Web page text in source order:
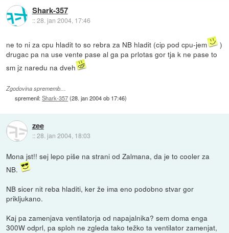
Shark-357
::28. jan 2004, 17:46
ne to ni za cpu hladit to so rebra za NB hladit (cip pod cpu-jem
)
drugac pa na use vente pase al ga pa prlotas gor tja k ne pase to
sm jz naredu na dveh
Zgodovina sprememb…
spremenil:Shark-357(28. jan 2004 ob 17:46)
zee
::28. jan 2004, 18:03
Mona jst!! sej lepo piše na strani od Zalmana, da je to cooler za
NB.
NB sicer nit reba hladiti, ker že ima eno podobno stvar gor
prikljukano.
Kaj pa zamenjava ventilatorja od napajalnika? sem doma enga
300W odprl, pa sploh ne zgleda tako težko ta ventilator zamenjat,